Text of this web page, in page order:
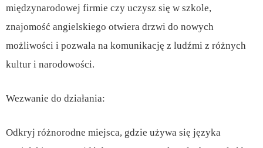
międzynarodowej firmie czy uczysz się w szkole,
znajomość angielskiego otwiera drzwi do nowych
możliwości i pozwala na komunikację z ludźmi z różnych
kultur i narodowości.
Wezwanie do działania:
Odkryj różnorodne miejsca, gdzie używa się języka